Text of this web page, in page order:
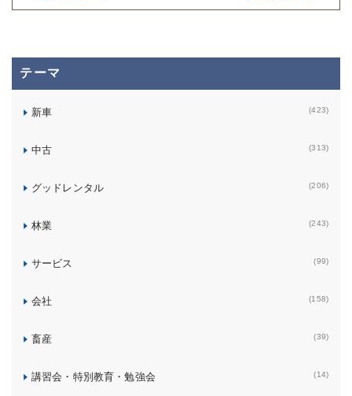
テーマ
新車 (423)
中古 (313)
グッドレンタル (206)
林業 (243)
サービス (99)
会社 (158)
畜産 (39)
講習会・特別教育・勉強会 (14)